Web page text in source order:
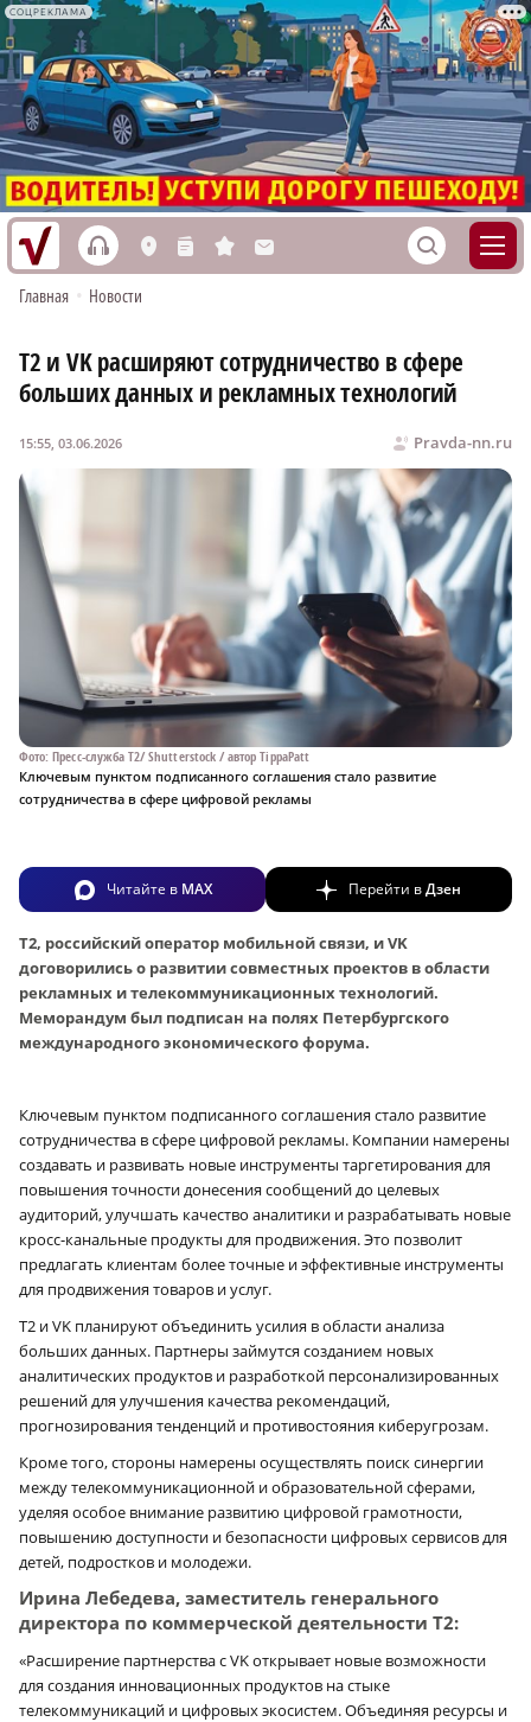
СОЦРЕКЛАМА
h L n s M S
Главная • Новости
Т2 и VK расширяют сотрудничество в сфере
больших данных и рекламных технологий
Pravda-nn.ru
15:55, 03.06.2026
Фото: Пресс-служба T2/ Shutterstock / автор TippaPatt
Ключевым пунктом подписанного соглашения стало развитие
сотрудничества в сфере цифровой рекламы
Читайте в MAX Перейти вДзен
Т2, российский оператор мобильной связи, и VK
договорились о развитии совместных проектов в области
рекламных и телекоммуникационных технологий.
Меморандум был подписан на полях Петербургского
международного экономического форума.
Ключевым пунктом подписанного соглашения стало развитие
сотрудничества в сфере цифровой рекламы. Компании намерены
создавать и развивать новые инструменты таргетирования для
повышения точности донесения сообщений до целевых
аудиторий, улучшать качество аналитики и разрабатывать новые
кросс-канальные продукты для продвижения. Это позволит
предлагать клиентам более точные и эффективные инструменты
для продвижения товаров и услуг.
T2 и VK планируют объединить усилия в области анализа
больших данных. Партнеры займутся созданием новых
аналитических продуктов и разработкой персонализированных
решений для улучшения качества рекомендаций,
прогнозирования тенденций и противостояния киберугрозам.
Кроме того, стороны намерены осуществлять поиск синергии
между телекоммуникационной и образовательной сферами,
уделяя особое внимание развитию цифровой грамотности,
повышению доступности и безопасности цифровых сервисов для
детей, подростков и молодежи.
Ирина Лебедева, заместитель генерального
директора по коммерческой деятельности T2:
«Расширение партнерства с VK открывает новые возможности
для создания инновационных продуктов на стыке
телекоммуникаций и цифровых экосистем. Объединяя ресурсы и